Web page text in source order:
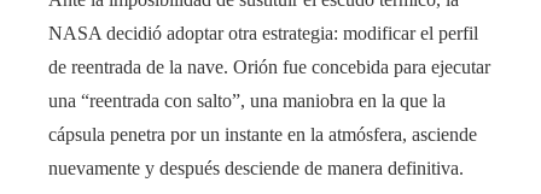
NASA decidió adoptar otra estrategia: modificar el perfil
de reentrada de la nave. Orión fue concebida para ejecutar
una “reentrada con salto”, una maniobra en la que la
cápsula penetra por un instante en la atmósfera, asciende
nuevamente y después desciende de manera definitiva.